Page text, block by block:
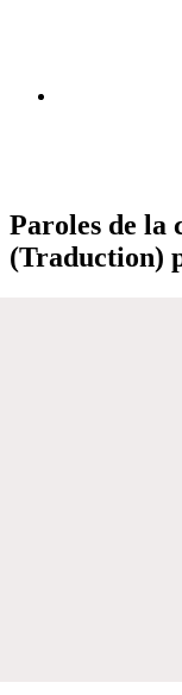
Paroles de la
(Traduction)